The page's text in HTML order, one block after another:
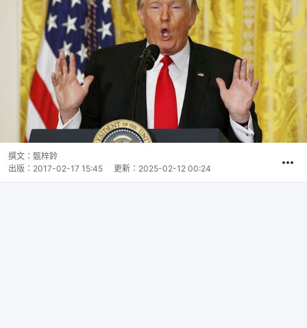
撰文： 甄梓鈴
出版： 2017-02-17 15:45 更新： 2025-02-12 00:24